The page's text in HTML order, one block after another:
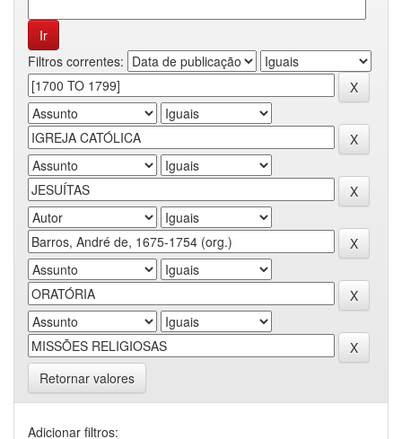
Filtros correntes:
Retornar valores
Adicionar filtros: